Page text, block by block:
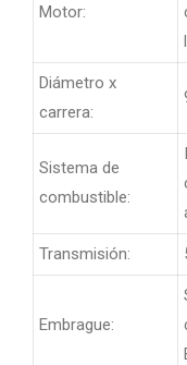
Motor:
Diámetro x
carrera:
Sistema de
combustible:
Transmisión:
Embrague: